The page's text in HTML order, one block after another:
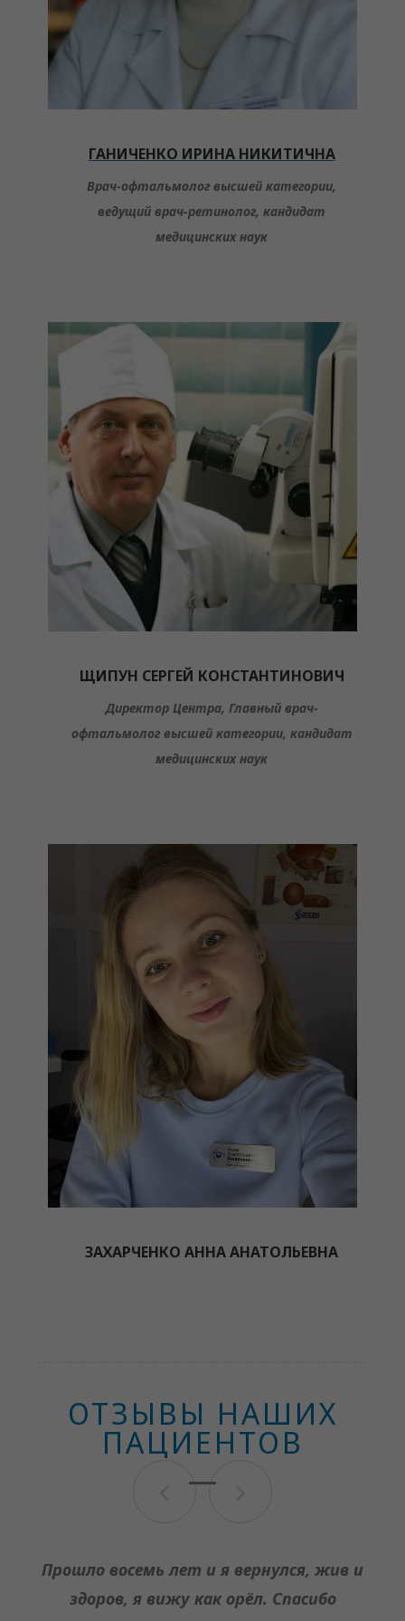
ГАНИЧЕНКО ИРИНА НИКИТИЧНА
Врач-офтальмолог высшей категории,
ведущий врач-ретинолог, кандидат
медицинских наук
ЩИПУН СЕРГЕЙ КОНСТАНТИНОВИЧ
Директор Центра, Главный врач-
офтальмолог высшей категории, кандидат
медицинских наук
ЗАХАРЧЕНКО АННА АНАТОЛЬЕВНА
ОТЗЫВЫ НАШИХ
ПАЦИЕНТОВ
Прошло восемь лет и я вернулся, жив и
здоров, я вижу как орёл. Спасибо
В первую очередь Особая
Благодарность Сергею
операцию по коррекции